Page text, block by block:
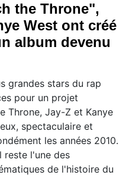
the Throne",
West ont créé
album devenu
grandes stars du rap
pour un projet
Throne, Jay-Z et Kanye
spectaculaire et
les années 2010.
reste l'une des
de l'histoire du